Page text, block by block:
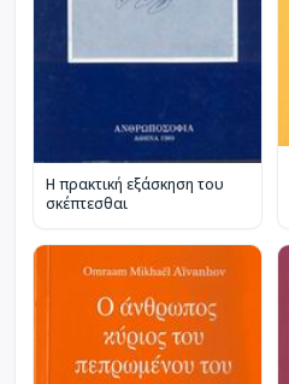
Η πρακτική εξάσκηση του
σκέπτεσθαι